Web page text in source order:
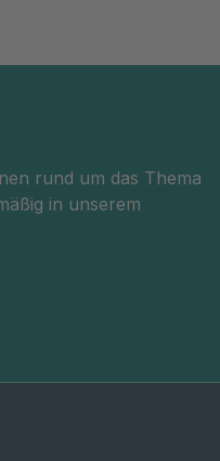
rund um das Thema
in unserem